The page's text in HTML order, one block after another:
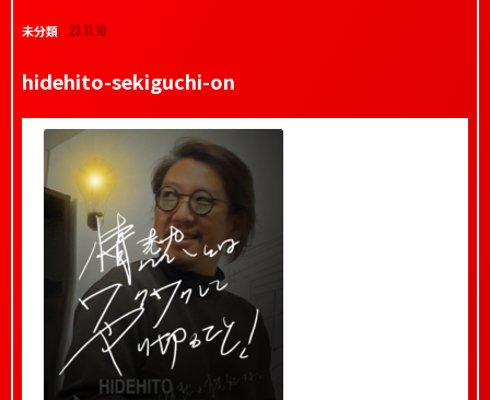
未分類 23.11.10
hidehito-sekiguchi-on